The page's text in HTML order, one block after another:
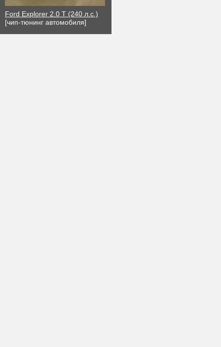
Ford Explorer 2.0 T (240 л.с.)
[чип-тюнинг автомобиля]